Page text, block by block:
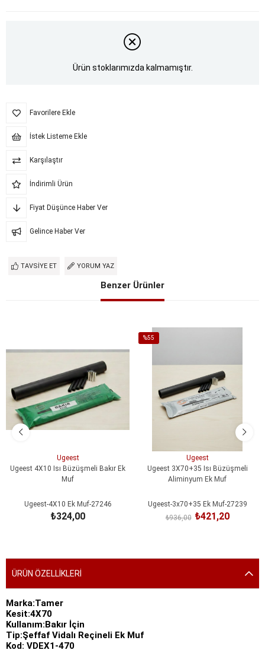
Ürün stoklarımızda kalmamıştır.
Favorilere Ekle
İstek Listeme Ekle
Karşılaştır
İndirimli Ürün
Fiyat Düşünce Haber Ver
Gelince Haber Ver
TAVSIYE ET YORUM YAZ
Benzer Ürünler
Ugeest
Ugeest 4X10 Isı Büzüşmeli Bakır Ek
Muf
Ugeest-4X10 Ek Muf-27246
₺324,00
%55
Ugeest
Ugeest 3X70+35 Isı Büzüşmeli
Aliminyum Ek Muf
Ugeest-3x70+35 Ek Muf-27239
₺421,20
₺936,00
ÜRÜN ÖZELLIKLERI
Marka:Tamer
Kesit:4X70
Kullanım:Bakır İçin
Tip:Şeffaf Vidalı Reçineli Ek Muf
Kod: VDEX1-470